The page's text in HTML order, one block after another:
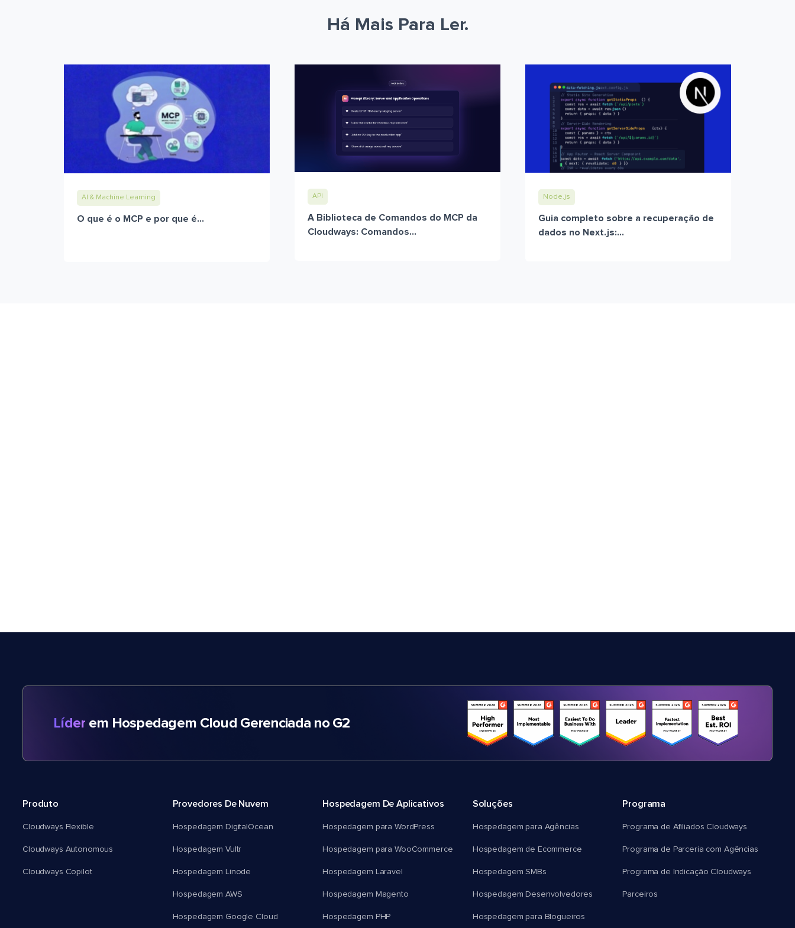
Há Mais Para Ler.
AI & Machine Learning
O que é o MCP e por que é...
API
A Biblioteca de Comandos do MCP da
Cloudways: Comandos...
Node.js
Guia completo sobre a recuperação de
dados no Next.js:...
Líder em Hospedagem Cloud Gerenciada no G2
Produto
Cloudways Flexible
Cloudways Autonomous
Cloudways Copilot
Provedores De Nuvem
Hospedagem DigitalOcean
Hospedagem Vultr
Hospedagem Linode
Hospedagem AWS
Hospedagem Google Cloud
Hospedagem De Aplicativos
Hospedagem para WordPress
Hospedagem para WooCommerce
Hospedagem Laravel
Hospedagem Magento
Hospedagem PHP
Soluções
Hospedagem para Agências
Hospedagem de Ecommerce
Hospedagem SMBs
Hospedagem Desenvolvedores
Hospedagem para Blogueiros
Programa
Programa de Afiliados Cloudways
Programa de Parceria com Agências
Programa de Indicação Cloudways
Parceiros